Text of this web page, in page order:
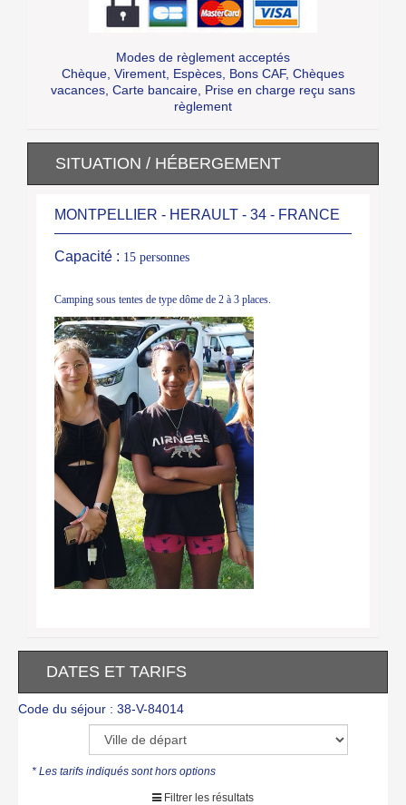
Modes de règlement acceptés
Chèque, Virement, Espèces, Bons CAF, Chèques
vacances, Carte bancaire, Prise en charge reçu sans
règlement
SITUATION / HÉBERGEMENT
MONTPELLIER - HERAULT - 34 - FRANCE
Capacité : 15 personnes
Camping sous tentes de type dôme de 2 à 3 places.
DATES ET TARIFS
Code du séjour : 38-V-84014
* Les tarifs indiqués sont hors options
Filtrer les résultats